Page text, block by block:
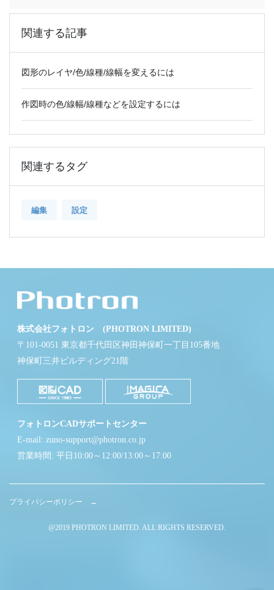
関連する記事
図形のレイヤ/色/線種/線幅を変えるには
作図時の色/線幅/線種などを設定するには
関連するタグ
編集 設定
株式会社フォトロン (PHOTRON LIMITED)
〒101-0051 東京都千代田区神田神保町一丁目105番地
神保町三井ビルディング21階
フォトロンCADサポートセンター
E-mail: zuno-support@photron.co.jp
営業時間: 平日10:00～12:00/13:00～17:00
プライバシーポリシー →
@2019 PHOTRON LIMITED. ALL RIGHTS RESERVED.